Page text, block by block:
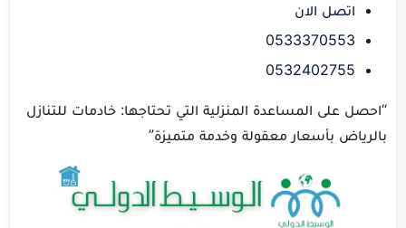
اتصل الان
0533370553
0532402755
“احصل على المساعدة المنزلية التي تحتاجها: خادمات للتنازل
بالرياض بأسعار معقولة وخدمة متميزة”